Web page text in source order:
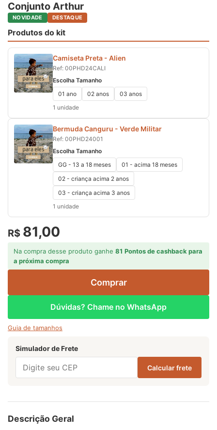
Conjunto Arthur
NOVIDADE DESTAQUE
Produtos do kit
Camiseta Preta - Alien
Ref: 00PHD24CALI
Escolha Tamanho
01 ano
02 anos
03 anos
1 unidade
Bermuda Canguru - Verde Militar
Ref: 00PHD24001
Escolha Tamanho
GG - 13 a 18 meses
01 - acima 18 meses
02 - criança acima 2 anos
03 - criança acima 3 anos
1 unidade
R$ 81,00
Na compra desse produto ganhe 81 Pontos de cashback para
a próxima compra
Comprar
Dúvidas? Chame no WhatsApp
Guia de tamanhos
Simulador de Frete
E
Calcular frete
Descrição Geral